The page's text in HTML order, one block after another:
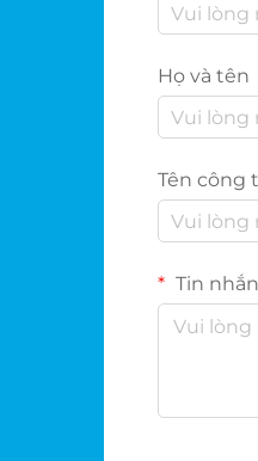
Họ và tên
Tên công
Tin nhắn